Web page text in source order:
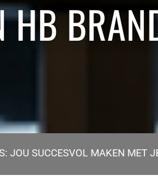
HB
JOU SUCCESVOL MAKEN MET